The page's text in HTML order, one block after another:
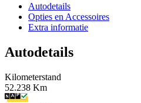
Autodetails
Opties en Accessoires
Extra informatie
Autodetails
Kilometerstand
52.238 Km